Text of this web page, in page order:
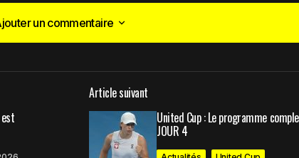
un commentaire
un commentaire
Les champs obligatoires sont indiqués avec
Article suivant
United Cup : Le programme
JOUR 4